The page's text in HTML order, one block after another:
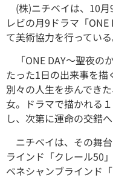
(株)ニチベイは、10
レビの月9ドラマ「
て美術協⼒を行っている
「ONE DAY〜聖夜の
たった1日の出来事を
別々の⼈⽣を歩んでき
⼥。ドラマで描かれる
し、次第に運命の交錯
ニチベイは、その舞
ラインド「クレール50
ベネシャンブラインド